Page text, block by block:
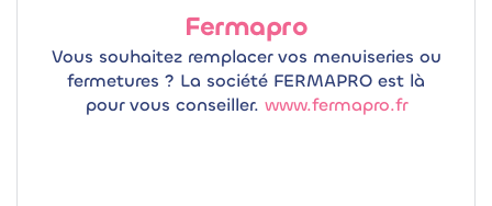
Fermapro
Vous souhaitez remplacer vos menuiseries ou
fermetures ? La société FERMAPRO est là
pour vous conseiller. www.fermapro.fr